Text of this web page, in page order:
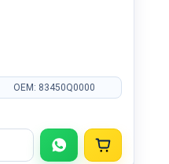
OEM: 83450Q0000